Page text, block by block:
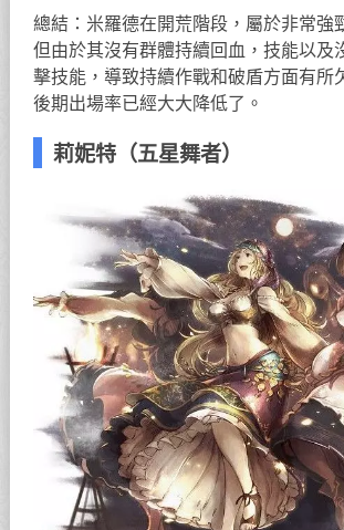
總結：米羅德在開荒階段，屬於非常強
但由於其沒有群體持續回血，技能以及
擊技能，導致持續作戰和破盾方面有所
後期出場率已經大大降低了。
莉妮特（五星舞者）